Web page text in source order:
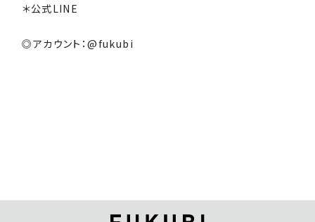
＊公式LINE
◎アカウント：@fukubi